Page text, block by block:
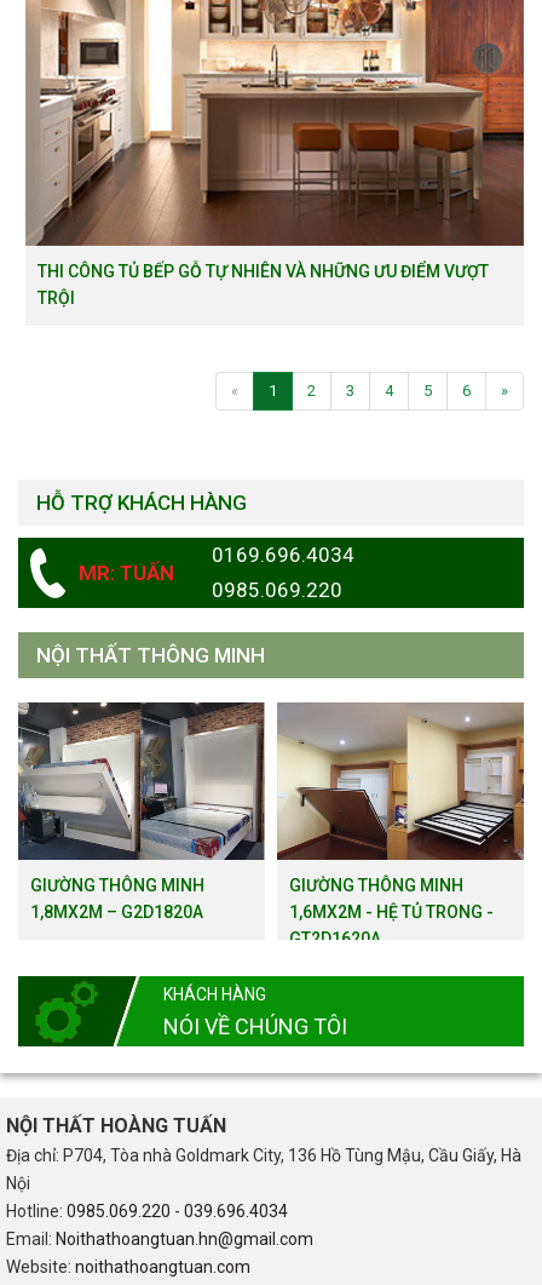
THI CÔNG TỦ BẾP GỖ TỰ NHIÊN VÀ NHỮNG ƯU ĐIỂM VƯỢT
TRỘI
« 1 2 3 4 5 6 »
HỖ TRỢ KHÁCH HÀNG
MR: TUẤN
0169.696.4034
0985.069.220
NỘI THẤT THÔNG MINH
GIƯỜNG THÔNG MINH
1,8MX2M – G2D1820A
GIƯỜNG THÔNG MINH
1,6MX2M - HỆ TỦ TRONG -
GT2D1620A
KHÁCH HÀNG
NÓI VỀ CHÚNG TÔI
NỘI THẤT HOÀNG TUẤN
Địa chỉ: P704, Tòa nhà Goldmark City, 136 Hồ Tùng Mậu, Cầu Giấy, Hà
Nội
Hotline: 0985.069.220 - 039.696.4034
Email: Noithathoangtuan.hn@gmail.com
Website: noithathoangtuan.com